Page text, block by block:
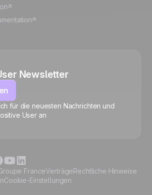
🍪
Cookies verwalten
Newsletter
für die neuesten Nachrichten und
User an
FranceVerträgeRechtliche Hinweise
Cookie-Einstellungen